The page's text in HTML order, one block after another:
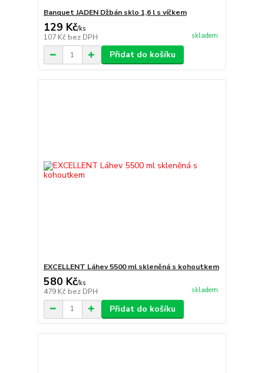
Banquet JADEN Džbán sklo 1,6 l s víčkem
129 Kč/ks
107 Kč bez DPH skladem
Přidat do košíku
EXCELLENT Láhev 5500 ml skleněná s kohoutkem
580 Kč/ks
479 Kč bez DPH skladem
Přidat do košíku